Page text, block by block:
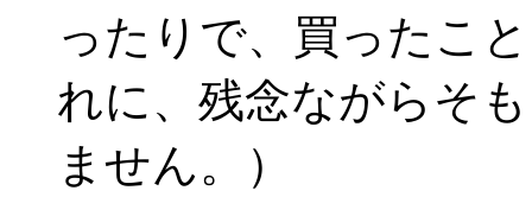
ったりで、買ったこ
れに、残念ながらそ
ません。）